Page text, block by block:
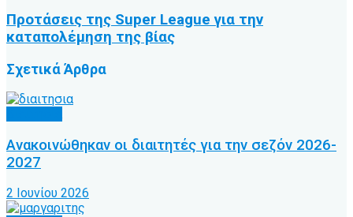
Προτάσεις της Super League για την
καταπολέμηση της βίας
ΣχετικάΆρθρα
Ανακοινώθηκαν οι διαιτητές για την σεζόν 2026-
2027
2 Ιουνίου 2026